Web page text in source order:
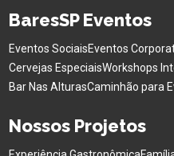
BaresSP Eventos
Eventos SociaisEventos
Cervejas EspeciaisWorkshops
Bar Nas AlturasCaminhão para
Nossos Projetos